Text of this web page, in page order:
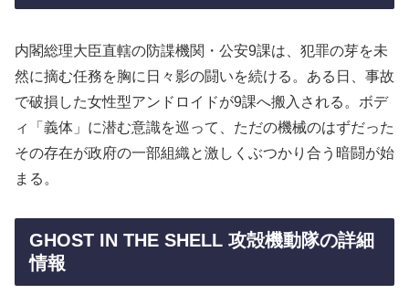
内閣総理大臣直轄の防諜機関・公安9課は、犯罪の芽を未
然に摘む任務を胸に日々影の闘いを続ける。ある日、事故
で破損した女性型アンドロイドが9課へ搬入される。ボデ
ィ「義体」に潜む意識を巡って、ただの機械のはずだった
その存在が政府の一部組織と激しくぶつかり合う暗闘が始
まる。
GHOST IN THE SHELL 攻殻機動隊の詳細
情報